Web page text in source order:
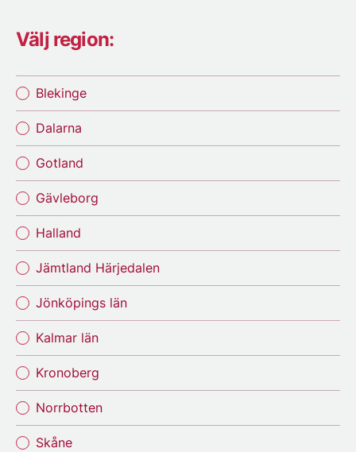
Välj region:
Blekinge
Dalarna
Gotland
Gävleborg
Halland
Jämtland Härjedalen
Jönköpings län
Kalmar län
Kronoberg
Norrbotten
Skåne